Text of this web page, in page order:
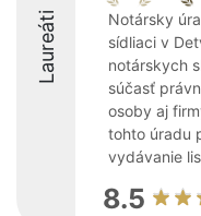
Laureáti
Notársky
sídliaci v
notárskych
súčasť
osoby aj
tohto úradu
vydávanie
8.5